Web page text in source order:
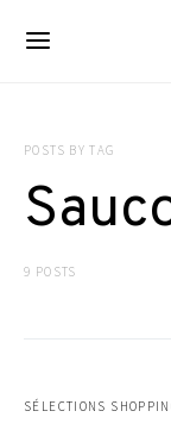
POSTS BY TAG
9 POSTS
SÉLECTIONS